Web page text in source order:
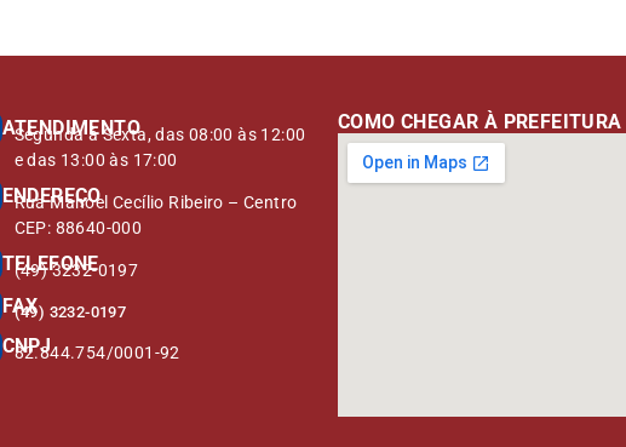
ATENDIMENTO
Segunda à Sexta, das 08:00 às 12:00
e das 13:00 às 17:00
ENDEREÇO
Rua Manoel Cecílio Ribeiro – Centro
CEP: 88640-000
TELEFONE
(49) 3232-0197
FAX
(49) 3232-0197
CNPJ
82.844.754/0001-92
COMO CHEGAR À PREFEITURA